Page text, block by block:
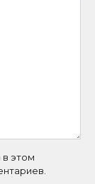
в этом